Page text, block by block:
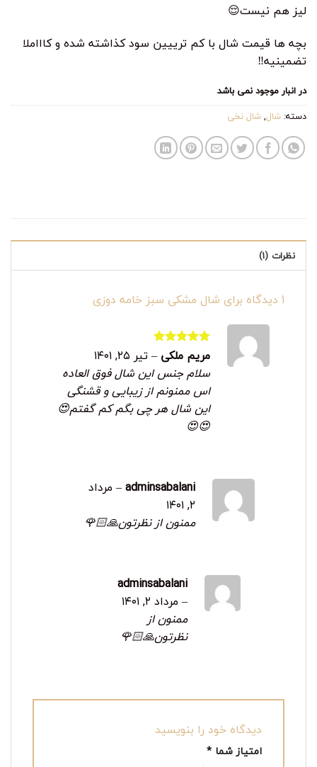
لیز هم نیست😌
بچه ها قیمت شال با کم ترییین سود کذاشته شده و کاااملا
تضمینیه‼️
در انبار موجود نمی باشد
دسته: شال,شال نخی
نظرات (1)
1 دیدگاه برای شال مشکی سبز خامه دوزی
نمره 5از
مریم ملکی –تیر ۲۵, ۱۴۰۱
سلام جنس این شال فوق العاده
اس ممنونم از زیبایی و قشنگی
این شال هر چی بگم کم گفتم😍
😍😍
adminsabalani
– مرداد
۲, ۱۴۰۱
ممنون از نظرتون🙏🏻🌹
adminsabalani
– مرداد ۲, ۱۴۰۱
ممنون از
نظرتون🙏🏻🌹
دیدگاه خود را بنویسید
امتیاز شما *